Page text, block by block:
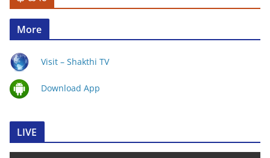
More
Visit – Shakthi TV
Download App
LIVE